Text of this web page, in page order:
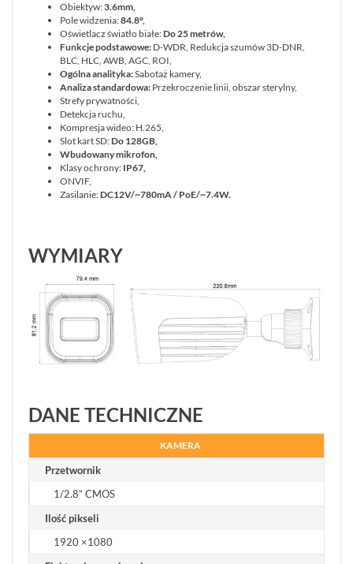
WSPÓŁPRACA
SERWISKODY
RABATOWE
Obiektyw:3.6mm,
Pole widzenia:84.8°,
Oświetlacz światło białe:Do 25 metrów,
Funkcje podstawowe: D-WDR, Redukcja szumów 3D-DNR,
BLC, HLC, AWB, AGC, ROI,
Ogólna analityka:Sabotaż kamery,
Analiza standardowa: Przekroczenie linii, obszar sterylny,
Strefy prywatności,
Detekcja ruchu,
Kompresja wideo: H.265,
Slot kart SD:Do 128GB,
Wbudowany mikrofon,
Klasy ochrony: IP67,
ONVIF,
Zasilanie:DC12V/~780mA / PoE/~7.4W.
WYMIARY
DANE TECHNICZNE
KAMERA
Przetwornik
1/2.8” CMOS
Ilość pikseli
1920 ×1080